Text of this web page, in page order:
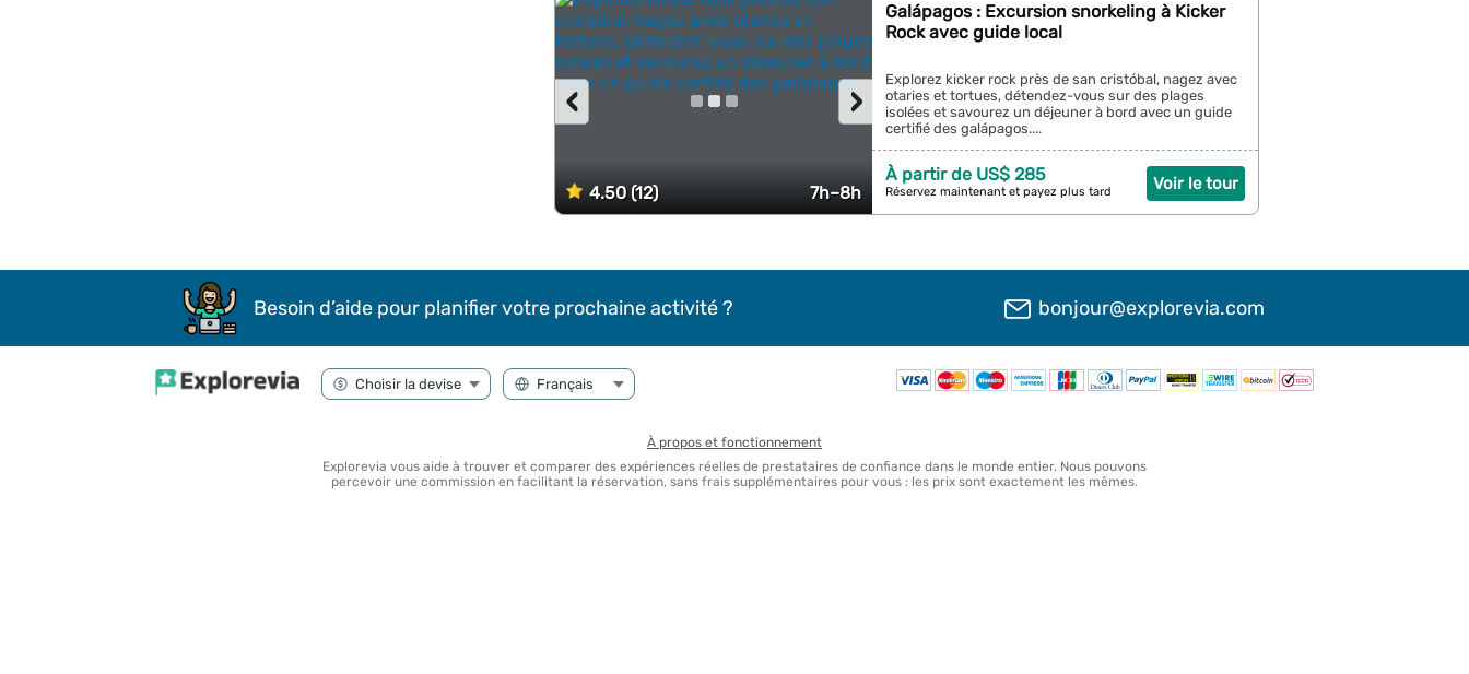
4.50 (12) 7h–8h
›
‹
Galápagos : Excursion snorkeling à Kicker
Rock avec guide local
Explorez kicker rock près de san cristóbal, nagez avec
otaries et tortues, détendez-vous sur des plages
isolées et savourez un déjeuner à bord avec un guide
certifié des galápagos....
Voir le tour
À partir de US$ 285
Réservez maintenant et payez plus tard
Besoin d’aide pour planifier votre prochaine activité ? bonjour@explorevia.com
À propos et fonctionnement
Explorevia vous aide à trouver et comparer des expériences réelles de prestataires de confiance dans le monde entier. Nous pouvons
percevoir une commission en facilitant la réservation, sans frais supplémentaires pour vous : les prix sont exactement les mêmes.